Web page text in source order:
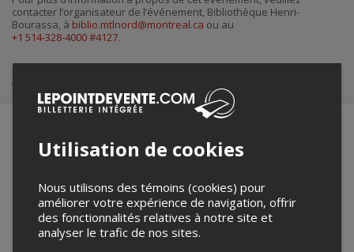
contacter l’organisateur de l’événement, Bibliothèque Henri-
Bourassa, à biblio.mtlnord@montreal.ca ou au
+1 514-328-4000 #4127.
Achat de billets
robot ci-bas.
Utilisation de cookies
Nous utilisons des témoins (cookies) pour
améliorer votre expérience de navigation, offrir
des fonctionnalités relatives à notre site et
analyser le trafic de nos sites.